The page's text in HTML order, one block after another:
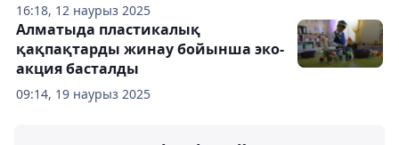
16:18, 12 наурыз 2025
09:14, 19 наурыз 2025
Алматыда пластикалық
қақпақтарды жинау бойынша эко-
акция басталды